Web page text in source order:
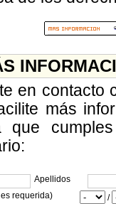
en contacto
más
que
Apellidos
requerida)
/